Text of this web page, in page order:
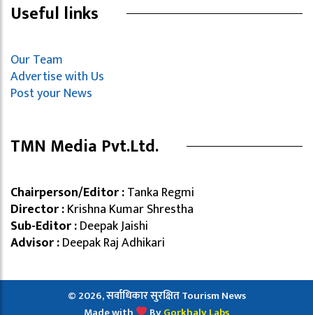
Useful links
Our Team
Advertise with Us
Post your News
TMN Media Pvt.Ltd.
Chairperson/Editor :Tanka Regmi
Director :Krishna Kumar Shrestha
Sub-Editor :Deepak Jaishi
Advisor :Deepak Raj Adhikari
© 2026, सर्वाधिकार सुरक्षित Tourism News